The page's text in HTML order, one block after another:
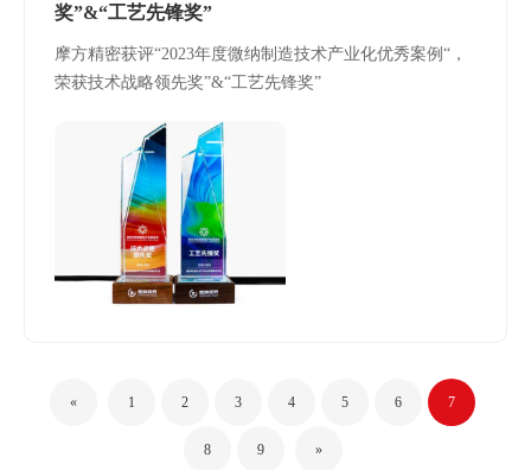
奖”&“工艺先锋奖”
摩方精密获评“2023年度微纳制造技术产业化优秀案例“，
荣获技术战略领先奖”&“工艺先锋奖”
« 1 2 3 4 5 6 7
8 9 »